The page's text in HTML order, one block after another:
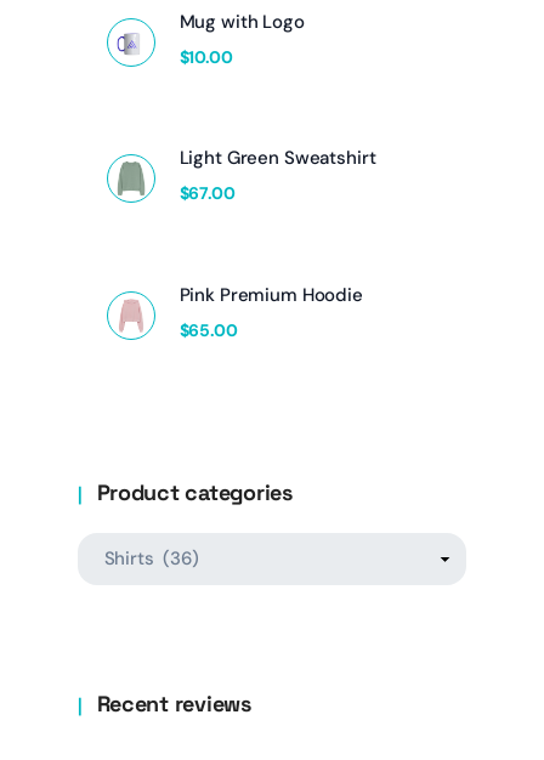
Mug with Logo
$10.00
Light Green Sweatshirt
$67.00
Pink Premium Hoodie
$65.00
Product categories
Recent reviews